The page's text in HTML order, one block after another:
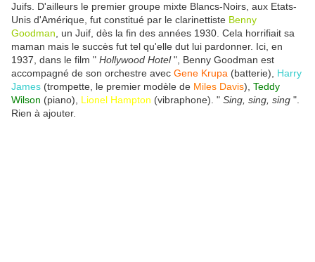
Juifs. D'ailleurs le premier groupe mixte Blancs-Noirs, aux Etats-
Unis d'Amérique, fut constitué par le clarinettiste Benny
Goodman , un Juif, dès la fin des années 1930. Cela horrifiait sa
maman mais le succès fut tel qu'elle dut lui pardonner. Ici, en
1937, dans le film " Hollywood Hotel", Benny Goodman est
accompagné de son orchestre avec Gene Krupa (batterie), Harry
James (trompette, le premier modèle de Miles Davis), Teddy
Wilson (piano), Lionel Hampton (vibraphone). " Sing, sing, sing ".
Rien à ajouter.